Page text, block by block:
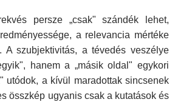
persze „csak" szándék lehet,
a relevancia mértéke
A szubjektivitás, a tévedés veszélye
ha­nem a „másik oldal" egykori
utódok, a kívül maradottak sincsenek
összkép ugyanis csak a kutatások és